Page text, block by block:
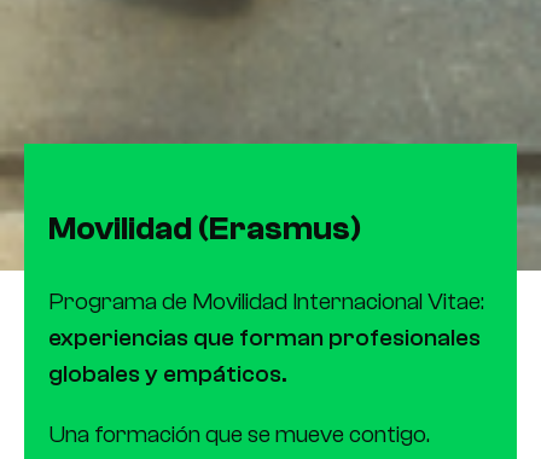
Movilidad (Erasmus)
Programa de Movilidad Internacional Vitae:
experiencias que forman profesionales
globales y empáticos.
Una formación que se mueve contigo.